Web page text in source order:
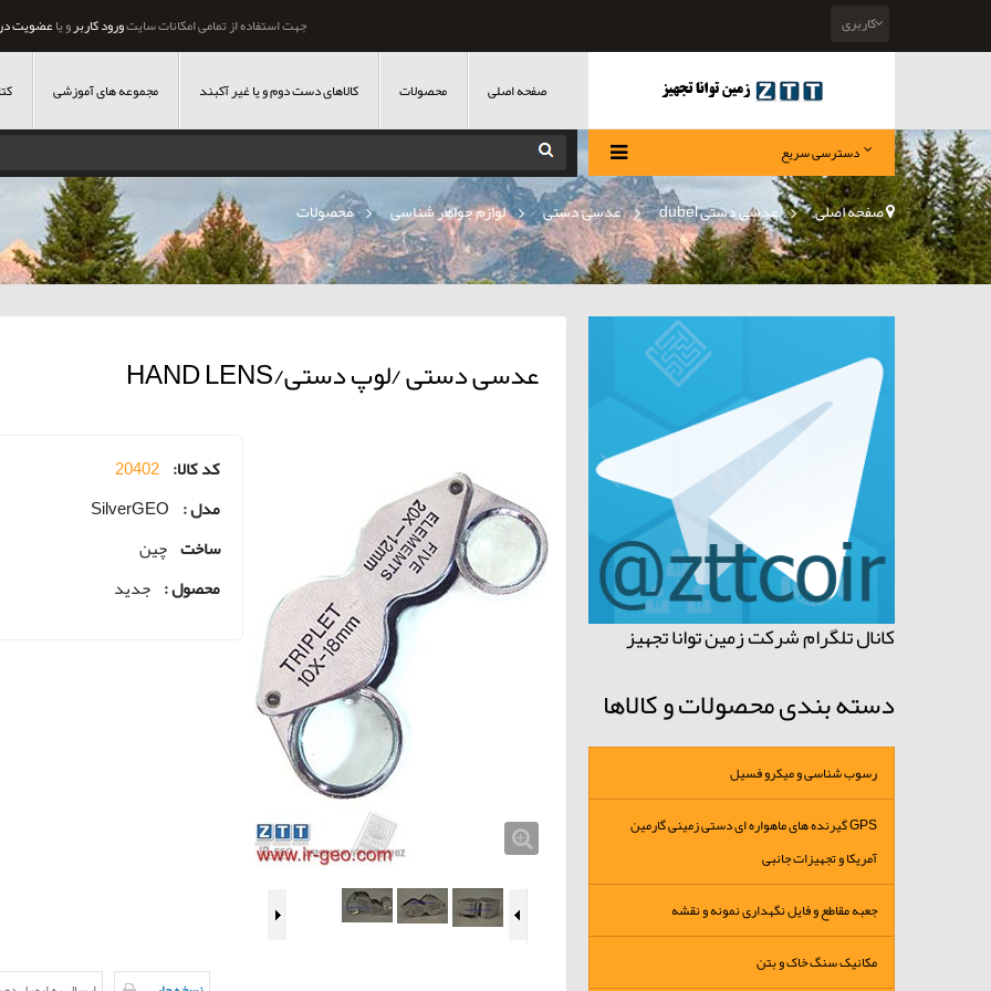
جهت استفاده از تمامی امکانات سایتورود کاربرو یاعضویت کاربری
صفحه اصلی محصولات کالاهای دست دوم و یا غیر آکبند مجموعه های آموزشی
دسترسی سریع
صفحه اصلی > عدسی دستی dubel » عدسی دستی » لوازم جواهر شناسی » محصولات
کانال تلگرام شرکت زمین توانا تجهیز
دسته بندی محصولات و کالاها
رسوب شناسی و میکرو فسیل
GPS گیرنده های ماهواره ای دستی زمینی گارمین
آمریکا و تجهیزات جانبی
جعبه مقاطع و فایل نگهداری نمونه و نقشه
مکانیک سنگ خاک و بتن
عدسی دستی /لوپ دستی/HAND LENS
کد کالا: 20402
مدل : SilverGEO
ساخت چین
محصول : جدید